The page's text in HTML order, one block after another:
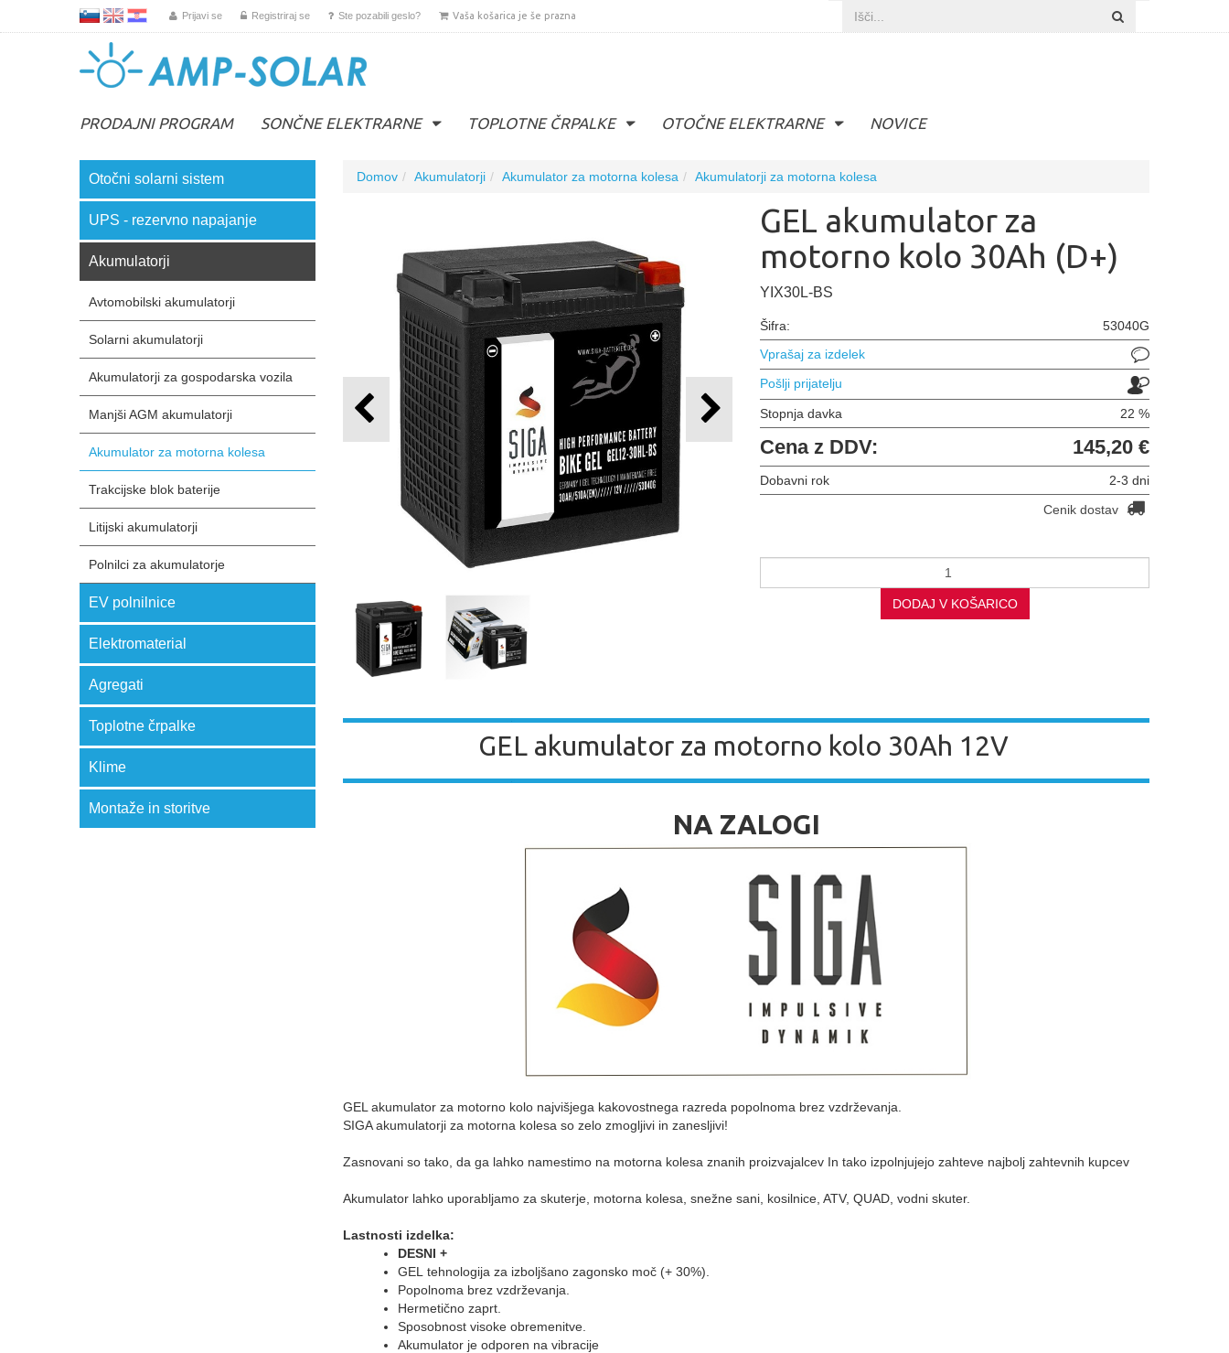
Prijavi se Registriraj se Ste pozabili geslo? Vaša košarica je še prazna
PRODAJNI PROGRAM SONČNE ELEKTRARNE TOPLOTNE ČRPALKE OTOČNE ELEKTRARNE NOVICE
Otočni solarni sistem
UPS - rezervno napajanje
Akumulatorji
Avtomobilski akumulatorji
Solarni akumulatorji
Akumulatorji za gospodarska vozila
Manjši AGM akumulatorji
Akumulator za motorna kolesa
Trakcijske blok baterije
Litijski akumulatorji
Polnilci za akumulatorje
EV polnilnice
Elektromaterial
Agregati
Toplotne črpalke
Klime
Montaže in storitve
Domov Akumulatorji Akumulator za motorna kolesa Akumulatorji za motorna kolesa
GEL akumulator za
motorno kolo 30Ah (D+)
YIX30L-BS
Šifra:
53040G
Vprašaj za izdelek
Pošlji prijatelju
Stopnja davka 22 %
Cena z DDV: 145,20 €
Dobavni rok
2-3 dni
Cenik dostav
DODAJ V KOŠARICO
GEL akumulator za motorno kolo 30Ah 12V
NA ZALOGI
GEL akumulator za motorno kolo najvišjega kakovostnega razreda popolnoma brez vzdrževanja.
SIGA akumulatorji za motorna kolesa so zelo zmogljivi in zanesljivi!
Zasnovani so tako, da ga lahko namestimo na motorna kolesa znanih proizvajalcev In tako izpolnjujejo zahteve najbolj zahtevnih kupcev
Akumulator lahko uporabljamo za skuterje, motorna kolesa, snežne sani, kosilnice, ATV, QUAD, vodni skuter.
Lastnosti izdelka:
DESNI +
GEL tehnologija za izboljšano zagonsko moč (+ 30%).
Popolnoma brez vzdrževanja.
Hermetično zaprt.
Sposobnost visoke obremenitve.
Akumulator je odporen na vibracije